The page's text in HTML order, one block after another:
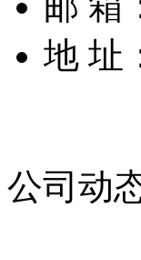
地 址
公司动